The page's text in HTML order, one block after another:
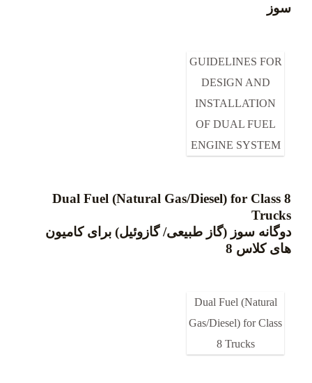
سوز
GUIDELINES FOR
DESIGN AND
INSTALLATION
OF DUAL FUEL
ENGINE SYSTEM
Dual Fuel (Natural Gas/Diesel) for Class 8
Trucks
دوگانه سوز (گاز طبیعی/ گازوئیل) برای کامیون
های کلاس 8
Dual Fuel (Natural
Gas/Diesel) for Class
8 Trucks